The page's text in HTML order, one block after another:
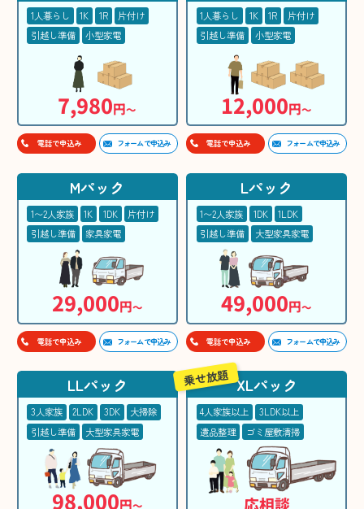
1人暮らし 1K 1R
片付け
引越し準備
小型家電
7,980円〜
電話で申込み フォームで申込み
1人暮らし 1K 1R
片付け
引越し準備
小型家電
12,000円〜
電話で申込み フォームで申込み
Mパック
1〜2人家族 1K 1DK
片付け
引越し準備
家具家電
29,000円〜
電話で申込み フォームで申込み
Lパック
1〜2人家族 1DK
1LDK
引越し準備
大型家具家電
49,000円〜
電話で申込み フォームで申込み
LLパック
3人家族 2LDK 3DK
大掃除
引越し準備
大型家具家電
98,000円〜
XLパック
4人家族以上
3LDK以上
遺品整理
ゴミ屋敷清掃
応相談
乗せ放題